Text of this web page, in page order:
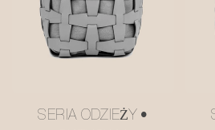
W STYLU USM
#MSR2408016
SERIA ODZIEŻY •